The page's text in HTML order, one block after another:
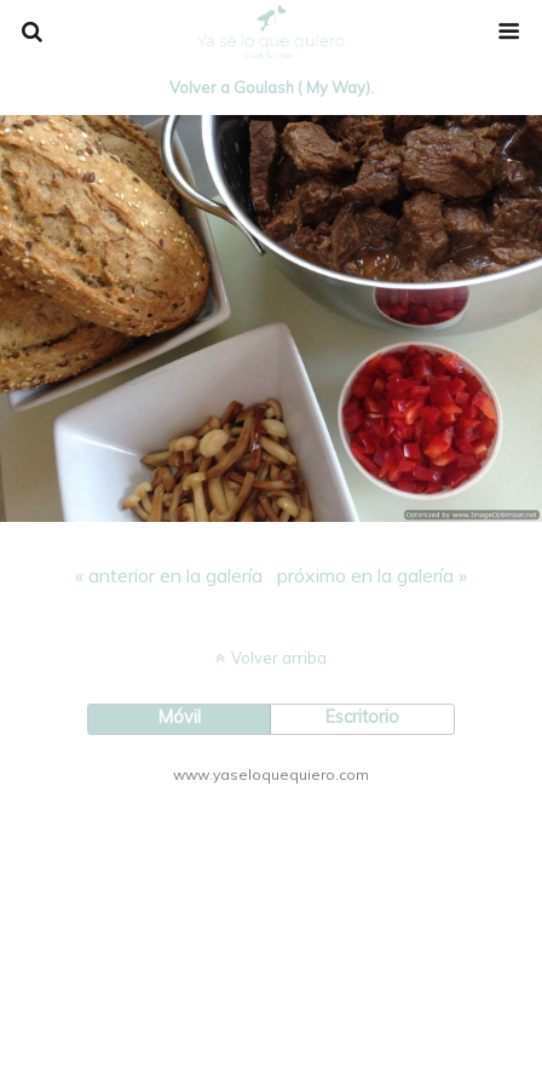
Volver a Goulash ( My Way).
« anterior en la galería próximo en la galería »
Volver arriba
Móvil Escritorio
www.yaseloquequiero.com